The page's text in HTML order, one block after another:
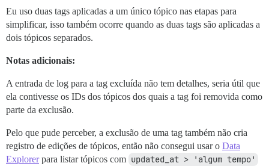
Eu uso duas tags aplicadas a um único tópico nas etapas para
simplificar, isso também ocorre quando as duas tags são aplicadas a
dois tópicos separados.
Notas adicionais:
A entrada de log para a tag excluída não tem detalhes, seria útil que
ela contivesse os IDs dos tópicos dos quais a tag foi removida como
parte da exclusão.
Pelo que pude perceber, a exclusão de uma tag também não cria
registro de edições de tópicos, então não consegui usar o Data
Explorerpara listar tópicos com updated_at > 'algum tempo'